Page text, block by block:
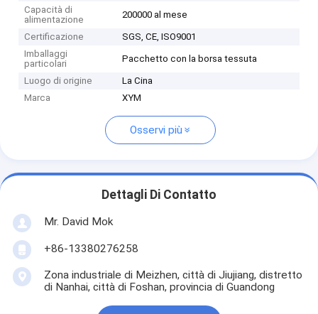
Capacità di
alimentazione
200000 al mese
Certificazione
SGS, CE, ISO9001
Imballaggi
particolari
Pacchetto con la borsa tessuta
Luogo di origine
La Cina
Marca
XYM
Osservi più
Dettagli Di Contatto
Mr. David Mok
+86-13380276258
Zona industriale di Meizhen, città di Jiujiang, distretto
di Nanhai, città di Foshan, provincia di Guandong